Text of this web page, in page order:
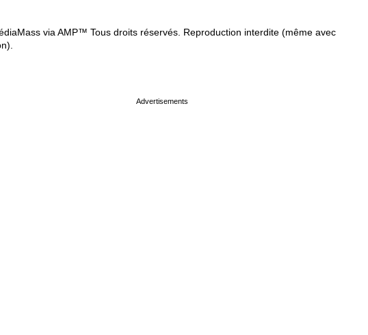
via AMP™ Tous droits réservés. Reproduction interdite (même avec